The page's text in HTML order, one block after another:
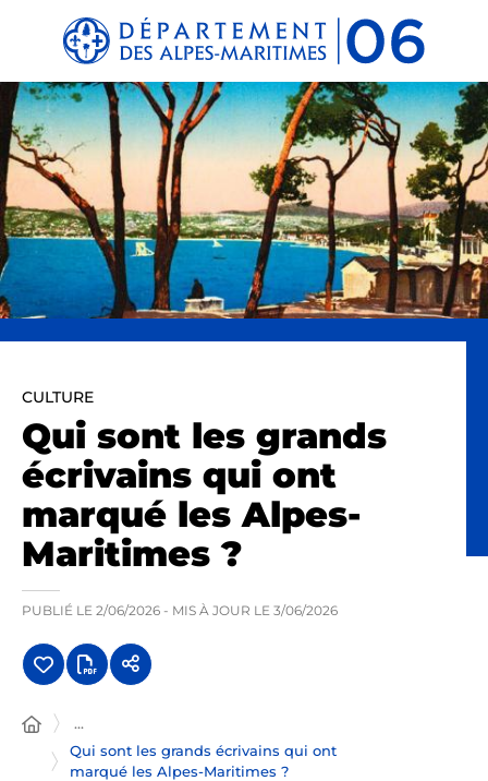
Panneau de gestion des cookies
CULTURE
Qui sont les grands
écrivains qui ont
marqué les Alpes-
Maritimes ?
PUBLIÉ LE 2/06/2026 - MIS À JOUR LE 3/06/2026
...
Qui sont les grands écrivains qui ont
marqué les Alpes-Maritimes ?